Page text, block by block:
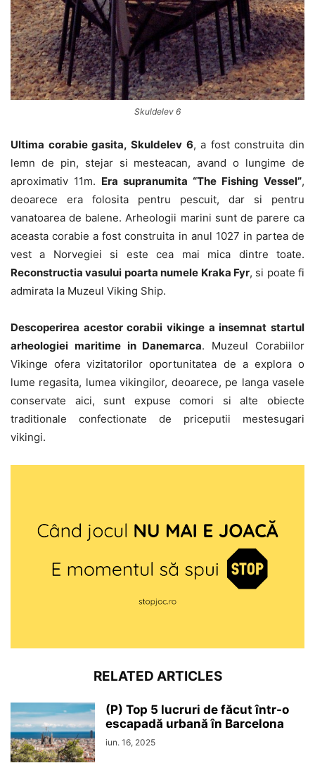
Skuldelev 6
Ultima corabie gasita, Skuldelev 6, a fost construita din
lemn de pin, stejar si mesteacan, avand o lungime de
aproximativ 11m. Era supranumita “The Fishing Vessel”,
deoarece era folosita pentru pescuit, dar si pentru
vanatoarea de balene. Arheologii marini sunt de parere ca
aceasta corabie a fost construita in anul 1027 in partea de
vest a Norvegiei si este cea mai mica dintre toate.
Reconstructia vasului poarta numele Kraka Fyr, si poate fi
admirata la Muzeul Viking Ship.
Descoperirea acestor corabii vikinge a insemnat startul
arheologiei maritime in Danemarca. Muzeul Corabiilor
Vikinge ofera vizitatorilor oportunitatea de a explora o
lume regasita, lumea vikingilor, deoarece, pe langa vasele
conservate aici, sunt expuse comori si alte obiecte
traditionale confectionate de priceputii mestesugari
vikingi.
RELATED ARTICLES
(P) Top 5 lucruri de făcut într-o
escapadă urbană în Barcelona
iun. 16, 2025